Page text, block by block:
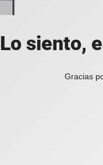
Lo siento,
Gracias